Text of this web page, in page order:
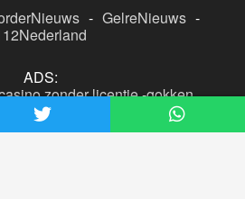
- GelreNieuws -
ADS:
zonder licentie-gokken
beste online casino nederland